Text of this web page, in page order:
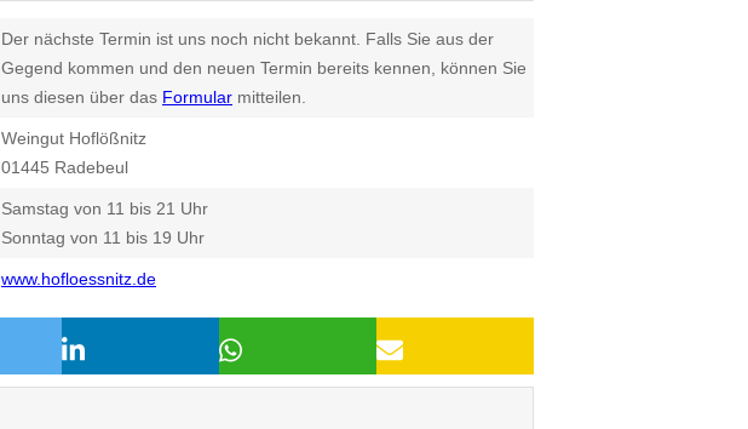
Der nächste Termin ist uns noch nicht bekannt. Falls Sie aus der
Gegend kommen und den neuen Termin bereits kennen, können Sie
uns diesen über das Formular mitteilen.
Weingut Hoflößnitz
01445 Radebeul
Samstag von 11 bis 21 Uhr
Sonntag von 11 bis 19 Uhr
www.hofloessnitz.de